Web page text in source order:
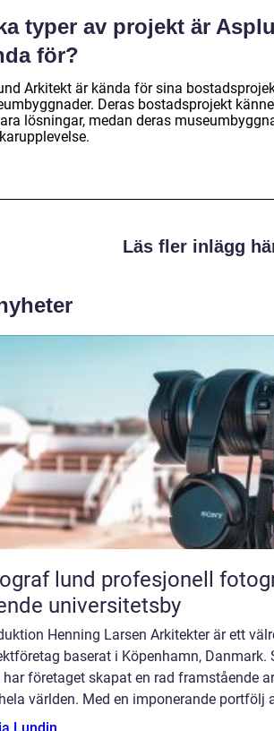
typer av projekt är
för?
Arkitekt är kända för sina
Deras bostadsprojekt
lösningar, medan deras
Läs fler inlägg
profesjonell fotografering i en
universitetsby
Henning Larsen Arkitekter är ett
baserat i Köpenhamn, Danmark.
har företaget skapat en rad framstående
världen. Med en imponerande portfölj